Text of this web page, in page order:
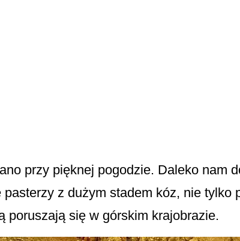
przy pięknej pogodzie. Daleko nam
z dużym stadem kóz, nie
poruszają się w górskim krajobrazie.